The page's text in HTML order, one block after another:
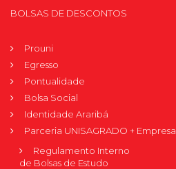
BOLSAS DE DESCONTOS
Prouni
Egresso
Pontualidade
Bolsa Social
Identidade Araribá
Parceria UNISAGRADO + Empresa
Regulamento Interno
de Bolsas de Estudo